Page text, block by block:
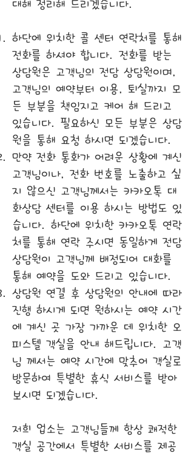
대해 정리해 드리겠습니다.
하단에 위치한 콜 센터 연락처를 통해
전화를 하셔야 합니다. 전화를 받는
상담원은 고객님의 전담 상담원이며,
고객님의 예약부터 이용, 퇴실까지 모
든 부분을 책임지고 케어 해 드리고
있습니다. 필요하신 모든 부분은 상담
원을 통해 요청 하시면 되겠습니다.
만약 전화 통화가 어려운 상황에 계신
고객님이나, 전화 번호를 노출하고 싶
지 않으신 고객님께서는 카카오톡 대
화상담 센터를 이용 하시는 방법도 있
습니다. 하단에 위치한 카카오톡 연락
처를 통해 연락 주시면 동일하게 전담
상담원이 고객님께 배정되어 대화를
통해 예약을 도와 드리고 있습니다.
상담원 연결 후 상담원의 안내에 따라
진행 하시게 되면 원하시는 예약 시간
에 계신 곳 가장 가까운 데 위치한 오
피스텔 객실을 안내 해드립니다. 고객
님 께서는 예약 시간에 맞추어 객실로
방문하여 특별한 휴식 서비스를 받아
보시면 되겠습니다.
​저희 업소는 고객님들께 항상 쾌적한
객실 공간에서 특별한 서비스를 제공